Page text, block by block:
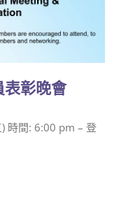
表彰晚會
時間: 6:00 pm – 登